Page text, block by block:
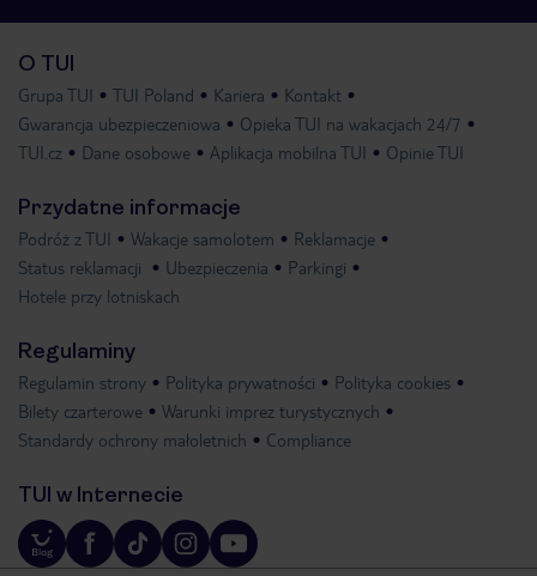
O TUI
Grupa TUI TUI Poland Kariera
Kontakt
Gwarancja ubezpieczeniowa
Opieka TUI na wakacjach 24/7
TUI.cz
Dane osobowe Aplikacja mobilna TUI Opinie TUI
Przydatne informacje
Podróż z TUI Wakacje samolotem
Reklamacje
Status reklamacji
Ubezpieczenia
Parkingi
Hotele przy lotniskach
Regulaminy
Regulamin strony Polityka prywatności
Polityka cookies
Bilety czarterowe
Warunki imprez turystycznych
Standardy ochrony małoletnich
Compliance
TUI w Internecie